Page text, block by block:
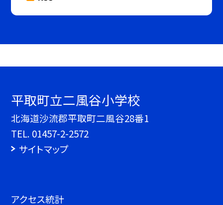
平取町立二風谷小学校
北海道沙流郡平取町二風谷28番1
TEL. 01457-2-2572
サイトマップ
アクセス統計